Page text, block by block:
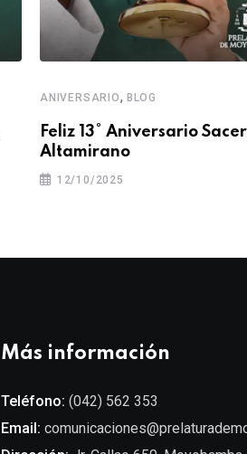
ANIVERSARIO, BLOG
Feliz 13° Aniversario
Altamirano
12/10/2025
Más información
Teléfono: (042) 562 353
Email: